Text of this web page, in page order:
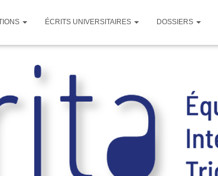
ÉCRITS UNIVERSITAIRES DOSSIERS